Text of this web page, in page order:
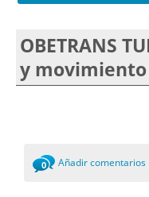
OBETRANS
y
0 Añadir comentarios